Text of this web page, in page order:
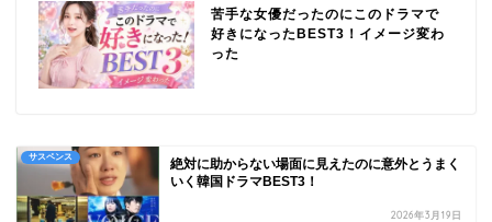
苦手な女優だったのにこのドラマで
好きになったBEST3！イメージ変わ
った
サスペンス
絶対に助からない場面に見えたのに意外とうまく
いく韓国ドラマBEST3！
2026年3月19日